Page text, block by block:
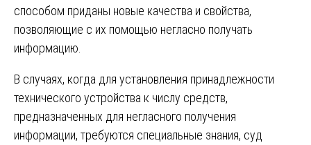
способом приданы новые качества и свойства,
позволяющие с их помощью негласно получать
информацию.
В случаях, когда для установления принадлежности
технического устройства к числу средств,
предназначенных для негласного получения
информации, требуются специальные знания, суд